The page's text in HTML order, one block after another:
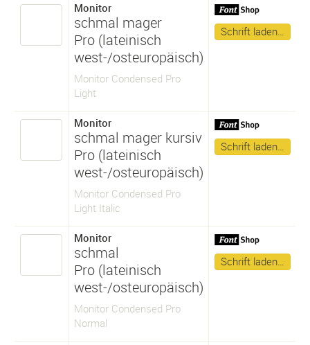
Monitor
schmal mager
Pro (lateinisch
west-/osteuropäisch)
Monitor Condensed Pro
Light
Schrift laden…
Monitor
schmal mager kursiv
Pro (lateinisch
west-/osteuropäisch)
Monitor Condensed Pro
Light Italic
Schrift laden…
Monitor
schmal
Pro (lateinisch
west-/osteuropäisch)
Monitor Condensed Pro
Normal
Schrift laden…